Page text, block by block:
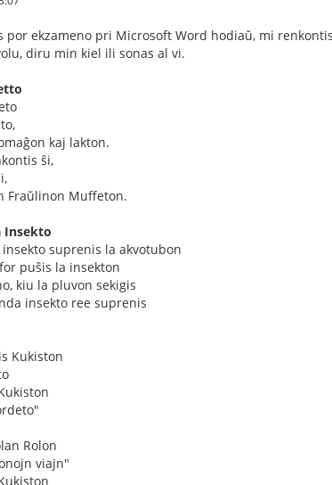
por ekzameno pri Microsoft Word hodiaŭ, mi
diru min kiel ili sonas al vi.
kaj lakton.
ŝi,
Fraŭlinon Muffeton.
Insekto
suprenis la akvotubon
puŝis la insekton
kiu la pluvon sekigis
insekto ree suprenis
Kukiston
Rolon
viajn"